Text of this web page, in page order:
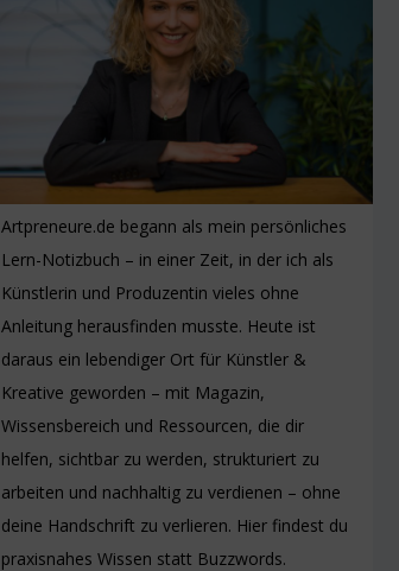
Artpreneure.de begann als mein persönliches
Lern-Notizbuch – in einer Zeit, in der ich als
Künstlerin und Produzentin vieles ohne
Anleitung herausfinden musste. Heute ist
daraus ein lebendiger Ort für Künstler &
Kreative geworden – mit Magazin,
Wissensbereich und Ressourcen, die dir
helfen, sichtbar zu werden, strukturiert zu
arbeiten und nachhaltig zu verdienen – ohne
deine Handschrift zu verlieren. Hier findest du
praxisnahes Wissen statt Buzzwords.